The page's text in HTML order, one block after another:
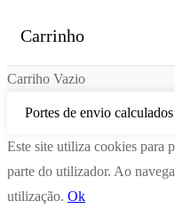
Carrinho
Carriho Vazio
Portes de envio
Este site utiliza cookies para
parte do utilizador. Ao
utilização. Ok